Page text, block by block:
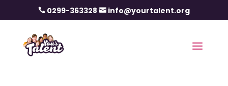
 0299-363328  info@yourtalent.org